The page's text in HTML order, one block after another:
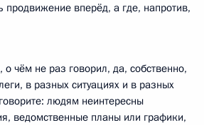
продвижение вперёд, а где, напротив,
чём не раз говорил, да, собственно,
в разных ситуациях и в разных
людям неинтересны
ведомственные планы или графики,